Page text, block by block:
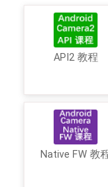
API2 教程
Native FW 教